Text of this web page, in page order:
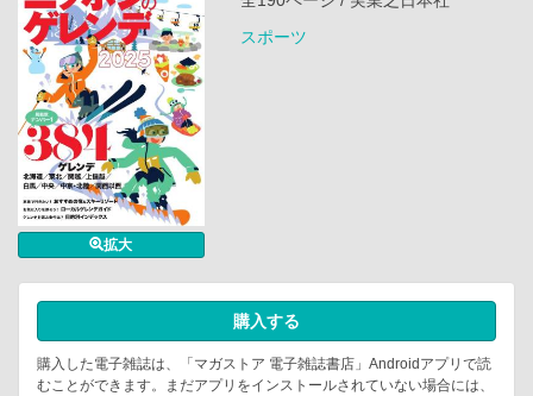
拡大
スポーツ
購入する
購入した電子雑誌は、「マガストア 電子雑誌書店」Androidアプリで読
むことができます。まだアプリをインストールされていない場合には、